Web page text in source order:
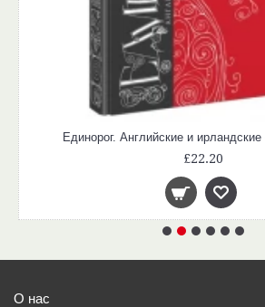
Единорог. Английские и ирландские
£22.20
О нас